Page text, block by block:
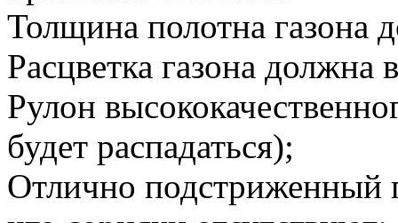
Толщина полотна газона
Расцветка газона должна
Рулон
будет распадаться);
Отлично подстриженный